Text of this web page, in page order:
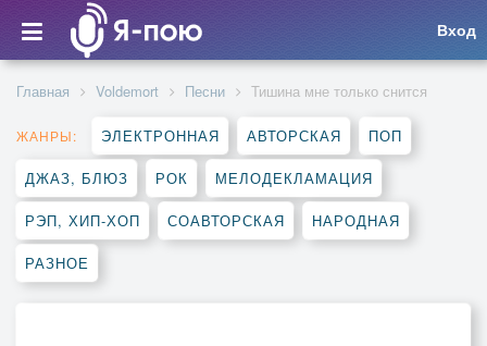
Вход
Главная Voldemort Песни Тишина мне только снится
ЖАНРЫ: ЭЛЕКТРОННАЯ АВТОРСКАЯ ПОП
ДЖАЗ, БЛЮЗ РОК МЕЛОДЕКЛАМАЦИЯ
РЭП, ХИП-ХОП СОАВТОРСКАЯ НАРОДНАЯ
РАЗНОЕ